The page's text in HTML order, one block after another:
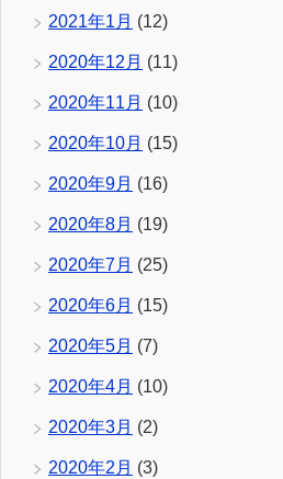
2021年1月 (12)
2020年12月 (11)
2020年11月 (10)
2020年10月 (15)
2020年9月 (16)
2020年8月 (19)
2020年7月 (25)
2020年6月 (15)
2020年5月 (7)
2020年4月 (10)
2020年3月 (2)
2020年2月 (3)